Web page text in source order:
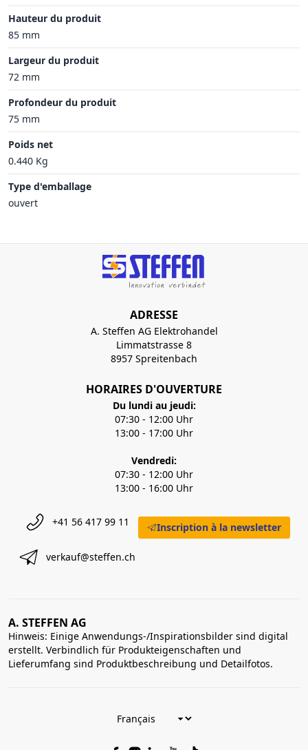
Hauteur du produit
85 mm
Largeur du produit
72 mm
Profondeur du produit
75 mm
Poids net
0.440 Kg
Type d'emballage
ouvert
ADRESSE
A. Steffen AG Elektrohandel
Limmatstrasse 8
8957 Spreitenbach
HORAIRES D'OUVERTURE
Du lundi au jeudi:
07:30 - 12:00 Uhr
13:00 - 17:00 Uhr
Vendredi:
07:30 - 12:00 Uhr
13:00 - 16:00 Uhr
+41 56 417 99 11
verkauf@steffen.ch
Inscription à la newsletter
A. STEFFEN AG
Hinweis: Einige Anwendungs-/Inspirationsbilder sind digital
erstellt. Verbindlich für Produkteigenschaften und
Lieferumfang sind Produktbeschreibung und Detailfotos.